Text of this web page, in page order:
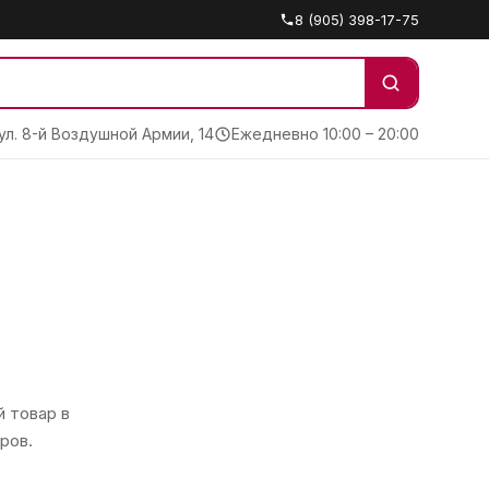
8 (905) 398-17-75
8-й Воздушной Армии, 14 Ежедневно 10:00 – 20:00
товар в